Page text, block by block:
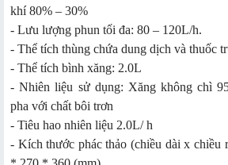
khí 80% – 30%
- Lưu lượng phun tối đa: 80 – 120L/h.
- Thể tích thùng chứa dung dịch và thuốc
- Thể tích bình xăng: 2.0L
- Nhiên liệu sử dụng: Xăng không chì
pha với chất bôi trơn
- Tiêu hao nhiên liệu 2.0L/ h
- Kích thước phác thảo (chiều dài x chiều